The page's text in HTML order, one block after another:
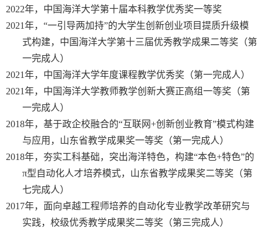
2022年，中国海洋大学第十届本科教学优秀奖一等奖
2021年，“一引导两加持”的大学生创新创业项目提质升级模
式构建，中国海洋大学第十三届优秀教学成果二等奖（第
一完成人）
2021年，中国海洋大学年度课程教学优秀奖（第一完成人）
2021年，中国海洋大学教师教学创新大赛正高组一等奖（第
一完成人）
2018年，基于政企校融合的“互联网+创新创业教育”模式构建
与应用，山东省教学成果奖一等奖（第一完成人）
2018年，夯实工科基础，突出海洋特色，构建“本色+特色”的
π型自动化人才培养模式，山东省教学成果奖二等奖（第
七完成人）
2017年，面向卓越工程师培养的自动化专业教学改革研究与
实践，校级优秀教学成果奖二等奖（第三完成人）